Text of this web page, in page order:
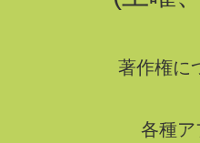
著作権に
各種ア